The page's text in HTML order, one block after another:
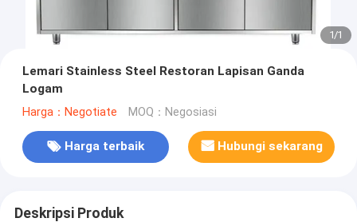
1/1
Lemari Stainless Steel Restoran Lapisan Ganda
Logam
Harga：Negotiate MOQ：Negosiasi
Harga terbaik Hubungi sekarang
Deskripsi Produk